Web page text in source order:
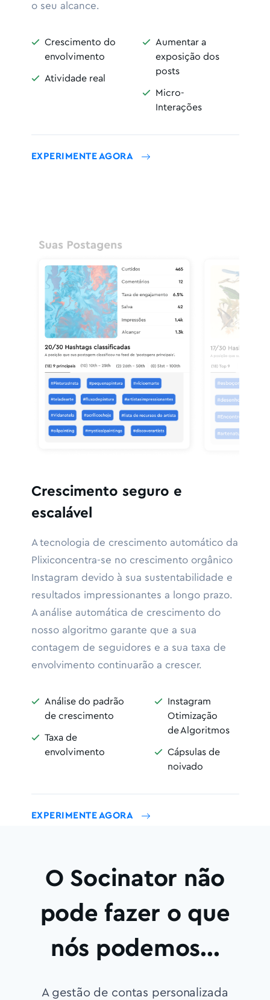
o seu alcance.

Crescimento do
envolvimento
 Atividade real

Aumentar a
exposição dos
posts

Micro-
Interações
EXPERIMENTE AGORA
Crescimento seguro e
escalável
A tecnologia de crescimento automático da
Plixiconcentra-se no crescimento orgânico
Instagram devido à sua sustentabilidade e
resultados impressionantes a longo prazo.
A análise automática de crescimento do
nosso algoritmo garante que a sua
contagem de seguidores e a sua taxa de
envolvimento continuarão a crescer.

Análise do padrão
de crescimento

Taxa de
envolvimento

Instagram
Otimização
de Algoritmos

Cápsulas de
noivado
EXPERIMENTE AGORA
O Socinator não
pode fazer o que
nós podemos...
A gestão de contas personalizada